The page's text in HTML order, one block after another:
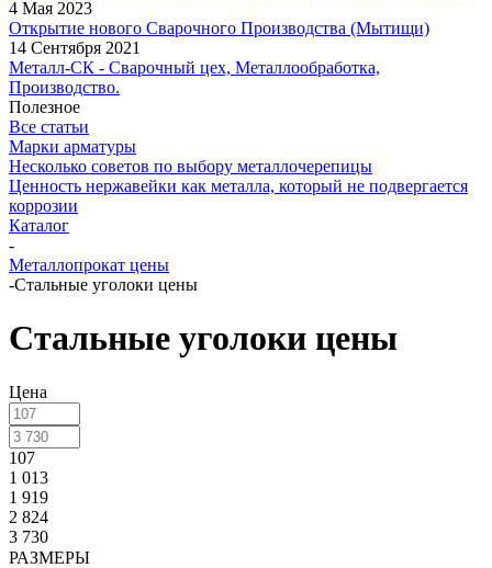
4 Мая 2023
Открытие нового Сварочного Производства (Мытищи)
14 Сентября 2021
Металл-СК - Сварочный цех, Металлообработка,
Производство.
Полезное
Все статьи
Марки арматуры
Несколько советов по выбору металлочерепицы
Ценность нержавейки как металла, который не подвергается
коррозии
Каталог
-
Металлопрокат цены
-Стальные уголоки цены
Стальные уголоки цены
Цена
107
1 013
1 919
2 824
3 730
РАЗМЕРЫ